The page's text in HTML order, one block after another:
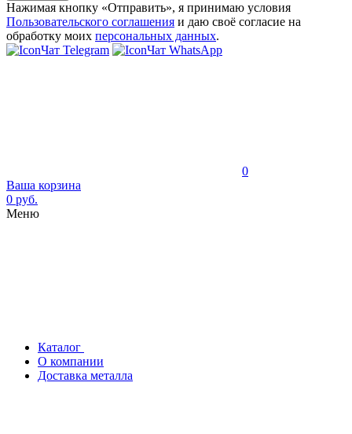
Нажимая кнопку «Отправить», я принимаю условия
Пользовательского соглашения и даю своё согласие на
обработку моих персональных данных.
Чат Telegram
Чат WhatsApp
0
Ваша корзина
0 руб.
Меню
Каталог
О компании
Доставка металла